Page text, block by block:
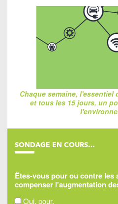
Chaque semaine,
et tous les 15 jours, un
SONDAGE EN COURS…
Êtes-vous pour ou contre les
compenser l'augmentation
Oui, pour,